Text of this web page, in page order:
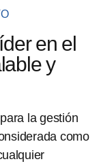
en el
y
la gestión
como